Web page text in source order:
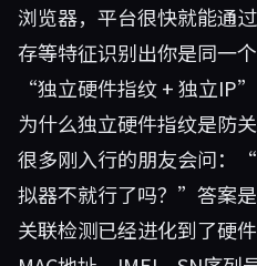
浏览器，平台很快就能通
存等特征识别出你是同一
“独立硬件指纹 + 独立
为什么独立硬件指纹是防关
很多刚入行的朋友会问：
拟器不就行了吗？”答案
关联检测已经进化到了硬